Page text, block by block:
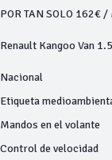
POR TAN SOLO 162€ /
Renault Kangoo Van
Nacional
Etiqueta
Mandos en el volante
Control de velocidad